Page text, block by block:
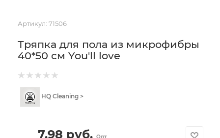
Артикул: 71506
Тряпка для пола из микрофибры
40*50 см You'll love
HQ Cleaning >
7.98 руб.